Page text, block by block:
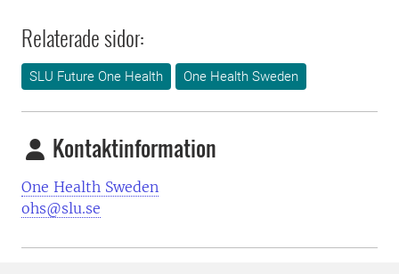
Relaterade sidor:
SLU Future One Health One Health Sweden
Kontaktinformation
One Health Sweden
ohs@slu.se